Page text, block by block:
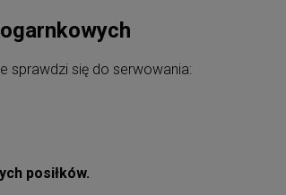
sprawdzi się do serwowania:
posiłków.